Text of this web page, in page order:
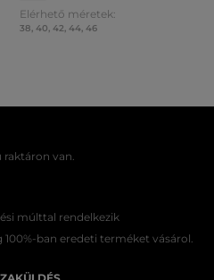
Elérhető méretek:
38, 40, 42, 44, 46
van.
múlttal rendelkezik
ban eredeti terméket vásárol.